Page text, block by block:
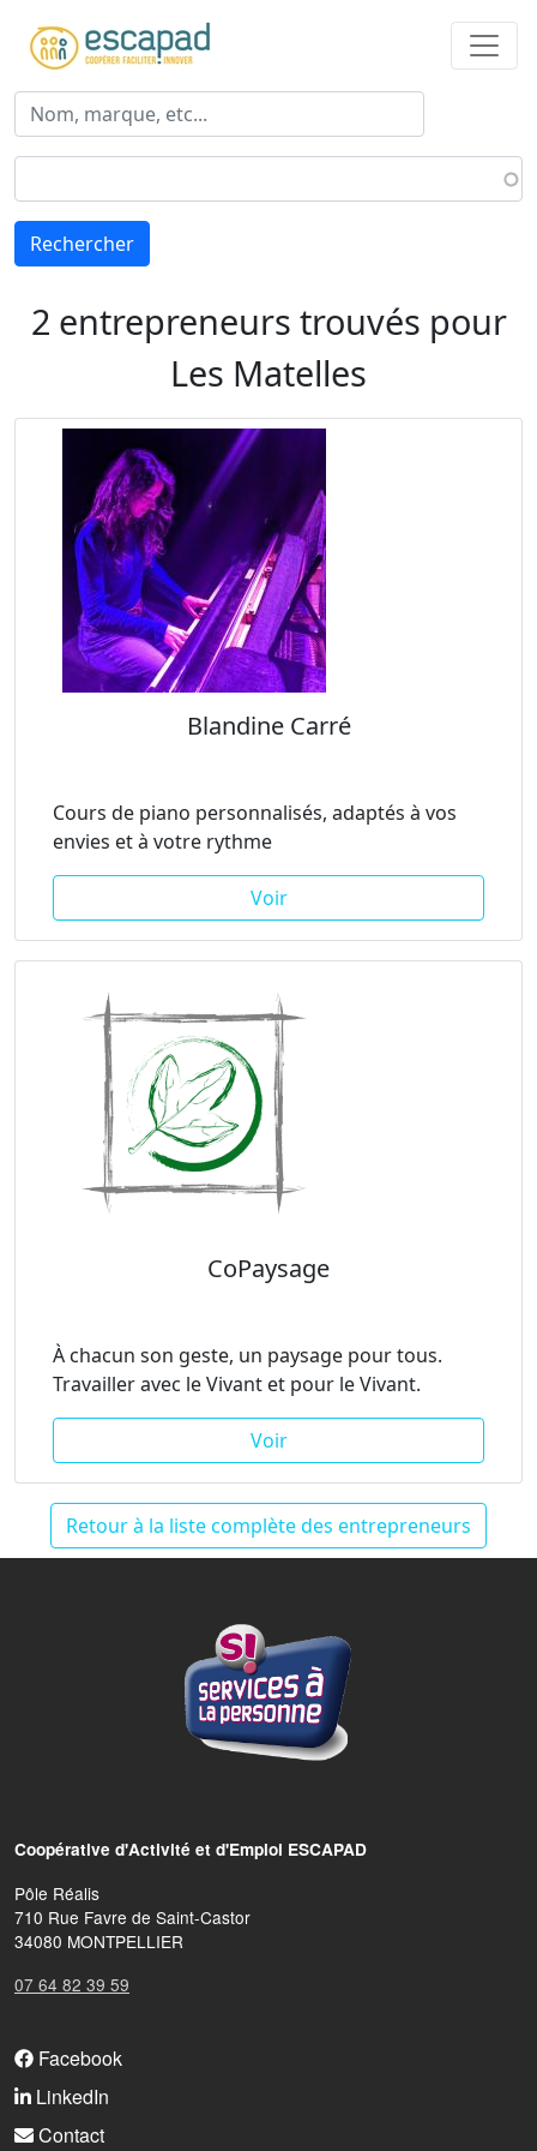
Rechercher
2 entrepreneurs trouvés pour
Les Matelles
Blandine Carré
Cours de piano personnalisés, adaptés à vos
envies et à votre rythme
Voir
CoPaysage
À chacun son geste, un paysage pour tous.
Travailler avec le Vivant et pour le Vivant.
Voir
Retour à la liste complète des entrepreneurs
Coopérative d'Activité et d'Emploi ESCAPAD
Pôle Réalis
710 Rue Favre de Saint-Castor
34080 MONTPELLIER
07 64 82 39 59
FOOTER MENU
Facebook
LinkedIn
Contact